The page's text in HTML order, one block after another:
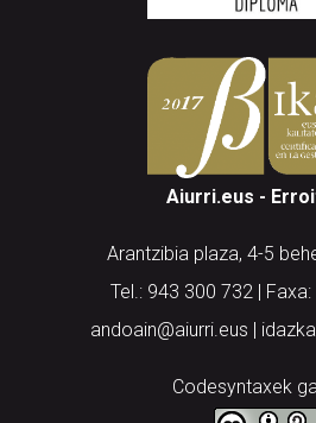
Aiurri.eus -
Arantzibia plaza, 4-5
Tel.: 943 300 732 |
andoain@aiurri.eus |
Codesyntaxek